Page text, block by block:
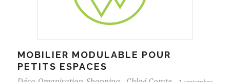
MOBILIER MODULABLE POUR
PETITS ESPACES